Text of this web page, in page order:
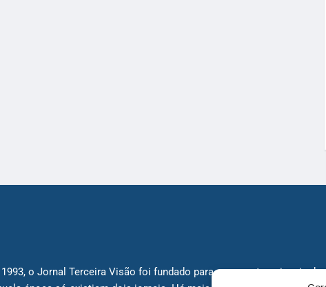
o Jornal Terceira Visão foi fundado para ser uma terceira via